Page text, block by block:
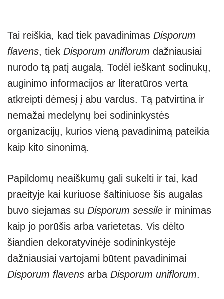
Tai reiškia, kad tiek pavadinimas Disporum
flavens, tiek Disporum uniflorum dažniausiai
nurodo tą patį augalą. Todėl ieškant sodinukų,
auginimo informacijos ar literatūros verta
atkreipti dėmesį į abu vardus. Tą patvirtina ir
nemažai medelynų bei sodininkystės
organizacijų, kurios vieną pavadinimą pateikia
kaip kito sinonimą.
Papildomų neaiškumų gali sukelti ir tai, kad
praeityje kai kuriuose šaltiniuose šis augalas
buvo siejamas su Disporum sessile ir minimas
kaip jo porūšis arba varietetas. Vis dėlto
šiandien dekoratyvinėje sodininkystėje
dažniausiai vartojami būtent pavadinimai
Disporum flavens arba Disporum uniflorum.